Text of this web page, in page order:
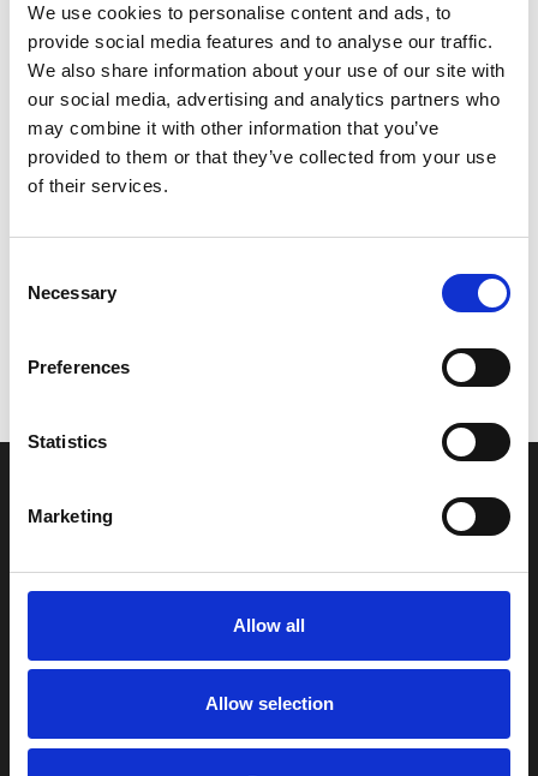
We use cookies to personalise content and ads, to
provide social media features and to analyse our traffic.
We also share information about your use of our site with
our social media, advertising and analytics partners who
may combine it with other information that you’ve
provided to them or that they’ve collected from your use
of their services.
Selection
Necessary
Preferences
Statistics
Marketing
Allow all
Allow selection
Leveringstid er 5-6 dag(e)
Model/varenr.: 5D9H18280000
57,53 DKK
Læg i kurv
Vi oplever i øjeblikket store og hyppige prisændringer i markedet.
Derfor kan der i enkelte tilfælde være produkter, som ikke kan
INFORMATIONER
Fragt og levering
Betingelser & Vilkår
Købsgaranti